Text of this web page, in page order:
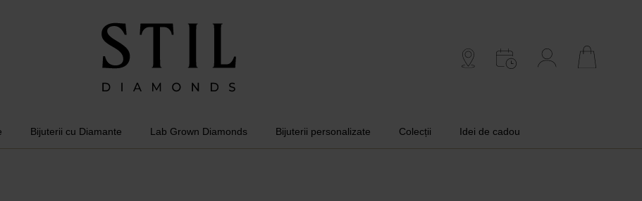
Bijuterii cu Diamante Lab Grown Diamonds Bijuterii personalizate Colecții Idei de cadou